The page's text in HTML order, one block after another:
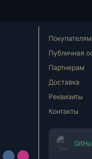
Instagram
vk.com
Покупателям
Публичная
Партнерам
Доставка
Реквизиты
Контакты